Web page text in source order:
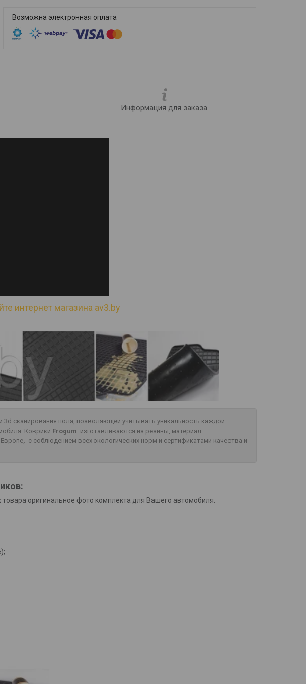
Информация для заказа
интернет магазина av3.by
сканирования пола, позволяющей учитывать уникальность каждой
Коврики Frogum изготавливаются из резины, материал
, с соблюдением всех экологических норм и сертификатами качества и
оригинальное фото комплекта для Вашего автомобиля.